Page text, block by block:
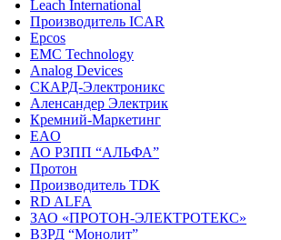
Leach International
Производитель ICAR
Epcos
EMC Technology
Analog Devices
СКАРД-Электроникс
Аленсандер Электрик
Кремний-Маркетинг
EAO
АО РЗПП “АЛЬФА”
Протон
Производитель TDK
RD ALFA
ЗАО «ПРОТОН-ЭЛЕКТРОТЕКС»
ВЗРД “Монолит”